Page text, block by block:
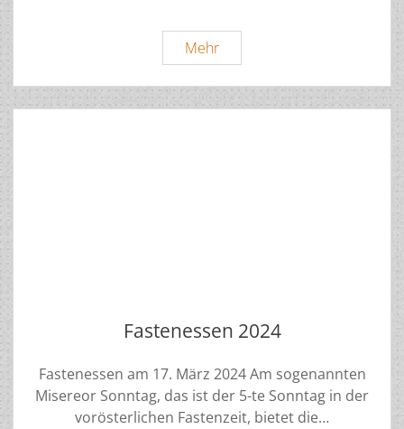
MehrWeltladen
Bad
Waldsee
auf
Fastenessen 2024
Fastenessen am 17. März 2024 Am sogenannten
Misereor Sonntag, das ist der 5-te Sonntag in der
vorösterlichen Fastenzeit, bietet die…